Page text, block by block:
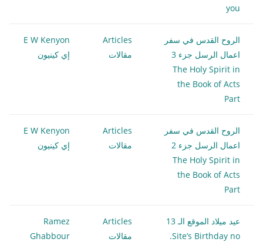
you
الروح القدس في سفر
اعمال الرسل جزء 3
The Holy Spirit in
the Book of Acts
Part
Articles
مقالات
E W Kenyon
إي كينيون
الروح القدس في سفر
اعمال الرسل جزء 2
The Holy Spirit in
the Book of Acts
Part
Articles
مقالات
E W Kenyon
إي كينيون
عيد ميلاد الموقع الـ 13
Site’s Birthday no.
Articles
مقالات
Ramez
Ghabbour